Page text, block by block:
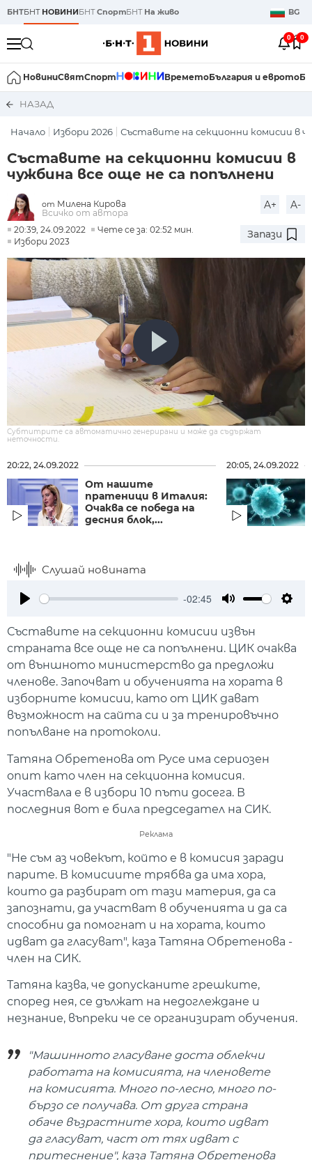
БНТБНТ НОВИНИБНТСпортБНТ На живо BG
0 0
НовиниСвятСпорт ВреметоБългария и еврото
НАЗАД
Начало Избори 2026 Съставите на секционни комисии в
Съставите на секционни комисии в
чужбина все още не са попълнени
от Милена Кирова
Всичко от автора
A+ A-
20:39, 24.09.2022
Чете се за: 02:52 мин.
Избори 2023
Запази
Субтитрите са автоматично генерирани и може да съдържат
неточности.
20:22, 24.09.2022
От нашите
пратеници в Италия:
Очаква се победа на
десния блок,...
20:05, 24.09.2022
Слушай новината
-02:45
Съставите на секционни комисии извън
страната все още не са попълнени. ЦИК очаква
от външното министерство да предложи
членове. Започват и обученията на хората в
изборните комисии, като от ЦИК дават
възможност на сайта си и за тренировъчно
попълване на протоколи.
Татяна Обретенова от Русе има сериозен
опит като член на секционна комисия.
Участвала е в избори 10 пъти досега. В
последния вот е била председател на СИК.
Реклама
"Не съм аз човекът, който е в комисия заради
парите. В комисиите трябва да има хора,
които да разбират от тази материя, да са
запознати, да участват в обученията и да са
способни да помогнат и на хората, които
идват да гласуват", каза Татяна Обретенова -
член на СИК.
Татяна казва, че допусканите грешките,
според нея, се дължат на недоглеждане и
незнание, въпреки че се организират обучения.
"Машинното гласуване доста облекчи
работата на комисията, на членовете
на комисията. Много по-лесно, много по-
бързо се получава. От друга страна
обаче възрастните хора, които идват
да гласуват, част от тях идват с
притеснение", каза Татяна Обретенова